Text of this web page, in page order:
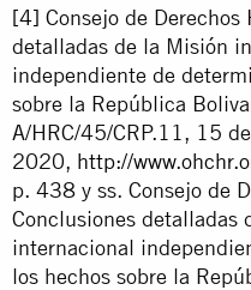
[4] Consejo de
detalladas de la Misión
independiente de
sobre la República
A/HRC/45/CRP.11, 15
2020, http://
p. 438 y ss. Consejo de
Conclusiones detalladas
internacional
los hechos sobre la